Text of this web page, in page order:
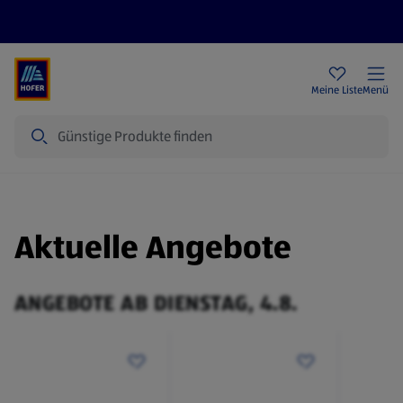
Meine ListeMenü
Aktuelle Angebote
ANGEBOTE AB DIENSTAG, 4.8.